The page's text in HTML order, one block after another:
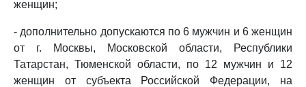
женщин;
- дополнительно допускаются по 6 мужчин и 6 женщин
от г. Москвы, Московской области, Республики
Татарстан, Тюменской области, по 12 мужчин и 12
женщин от субъекта Российской Федерации, на